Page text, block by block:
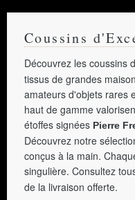
Coussins
Découvrez les coussins
tissus de grandes
amateurs d'objets rares
haut de gamme
étoffes signées Pierre
Découvrez notre
conçus à la main.
singulière. Consultez
de la livraison offerte.